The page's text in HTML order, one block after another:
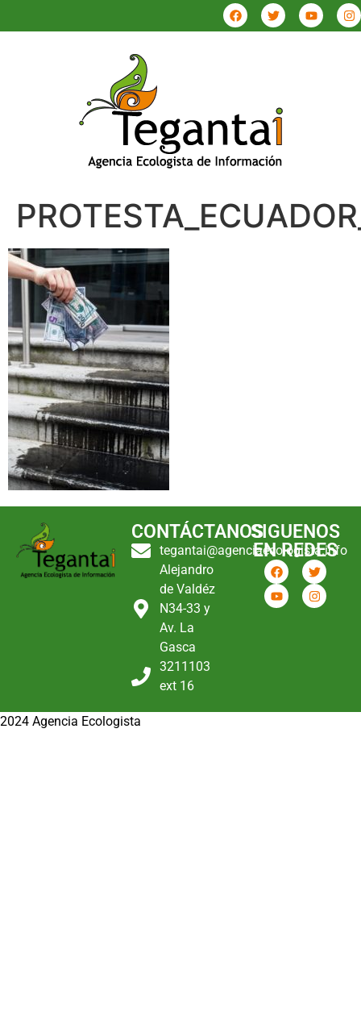
CONTÁCTANOS
tegantai@agenciaecologista.info
Alejandro
de Valdéz
N34-33 y
Av. La
Gasca
3211103
ext 16
SIGUENOS
EN REDES
2024 Agencia Ecologista